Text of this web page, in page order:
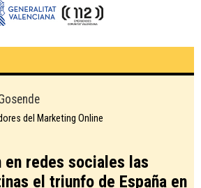
del Marketing Online
redes sociales las
el triunfo de España en